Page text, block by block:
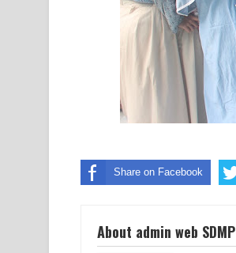
Share on Facebook
About admin web SDMP